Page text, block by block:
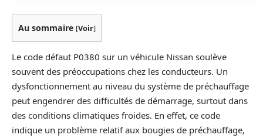
Au sommaire [Voir]
Le code défaut P0380 sur un véhicule Nissan soulève
souvent des préoccupations chez les conducteurs. Un
dysfonctionnement au niveau du système de préchauffage
peut engendrer des difficultés de démarrage, surtout dans
des conditions climatiques froides. En effet, ce code
indique un problème relatif aux bougies de préchauffage,